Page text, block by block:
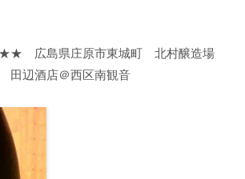
広島県庄原市東城町 北村醸造場
辺酒店＠西区南観音